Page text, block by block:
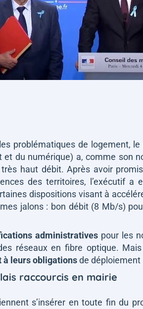
problématiques de logement, le
et du numérique) a, comme son
haut débit. Après avoir
des territoires, l’exécutif a
dispositions visant à
jalons : bon débit (8 Mb/s)
administratives pour les
réseaux en fibre optique.
à leurs obligationsde déploiement
raccourcis en mairie
s’insérer en toute fin du